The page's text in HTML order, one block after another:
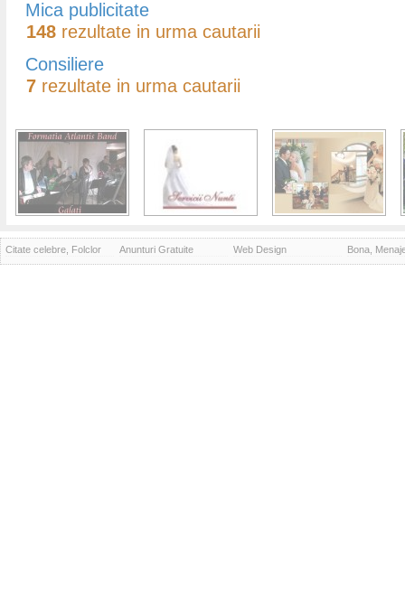
Mica publicitate
148 rezultate in urma cautarii
Consiliere
7 rezultate in urma cautarii
Citate celebre, Folclor Anunturi Gratuite Web Design Bona,